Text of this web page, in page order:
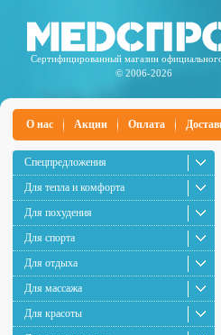
Сертифицированный магазин
© 2006-2026
О нас Акции Оплата
Спецпредложения
Для тепла и комфорта
Для похудения
Для спорта
Для отдыха
Для массажа
Для красоты